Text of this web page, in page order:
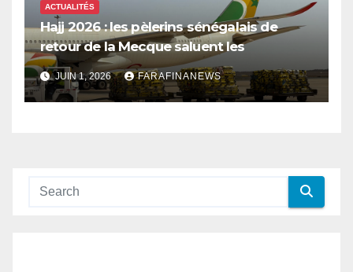
ACTUALITÉS
Hajj 2026 : les pèlerins sénégalais de
retour de la Mecque saluent les
innovations d’Air Sénégal SA
JUIN 1, 2026 FARAFINANEWS